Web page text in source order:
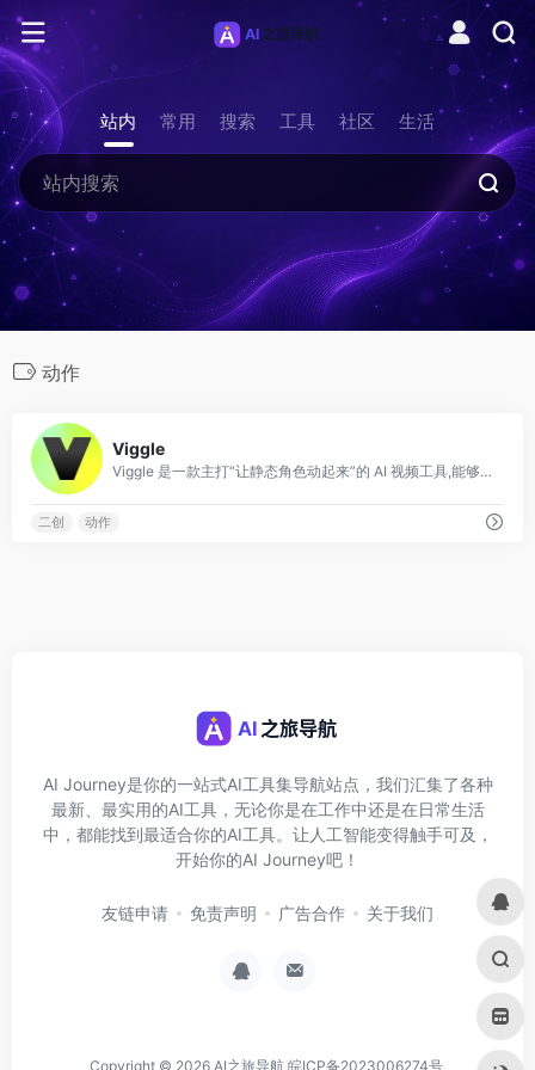
站内 常用 搜索 工具 社区 生活
动作
Viggle
Viggle 是一款主打“让静态角色动起来”的 AI 视频工具,能够把一张静态的人物图片,按照你指定的动作模板或一段参考视频,生成对应的动态动画,精准地把动作迁
二创 动作
AI Journey是你的一站式AI工具集导航站点，我们汇集了各种
最新、最实用的AI工具，无论你是在工作中还是在日常生活
中，都能找到最适合你的AI工具。让人工智能变得触手可及，
开始你的AI Journey吧！
友链申请 免责声明 广告合作 关于我们
Copyright © 2026 AI之旅导航 皖ICP备2023006274号